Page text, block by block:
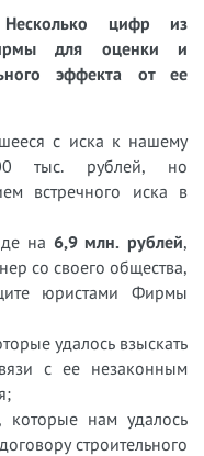
цифр из
для оценки и
эффекта от ее
с иска к нашему
тыс. рублей, но
встречного иска в
на 6,9 млн. рублей,
со своего общества,
юристами Фирмы
удалось взыскать
с ее незаконным
, которые нам удалось
строительного